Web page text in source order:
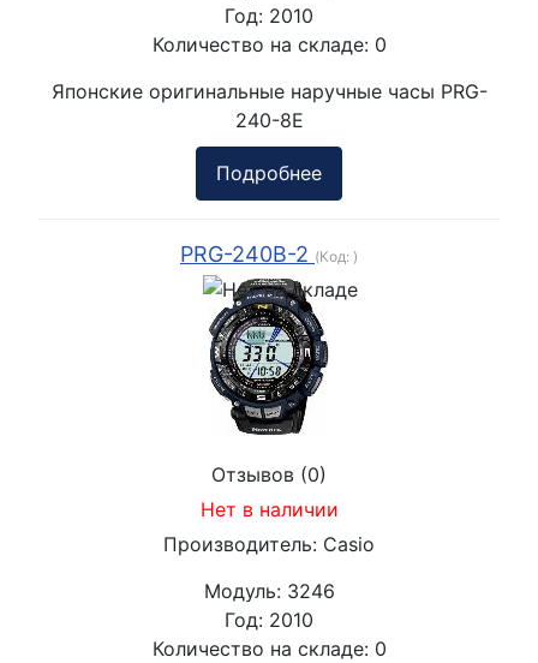
Год: 2010
Количество на складе: 0
Японские оригинальные наручные часы PRG-
240-8E
Подробнее
PRG-240B-2 (Код: )
Отзывов (0)
Нет в наличии
Производитель: Casio
Модуль: 3246
Год: 2010
Количество на складе: 0